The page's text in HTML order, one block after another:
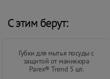
С этим берут:
Губки для мытья посуды с
защитой от маникюра
Parex® Trend 5 шт.